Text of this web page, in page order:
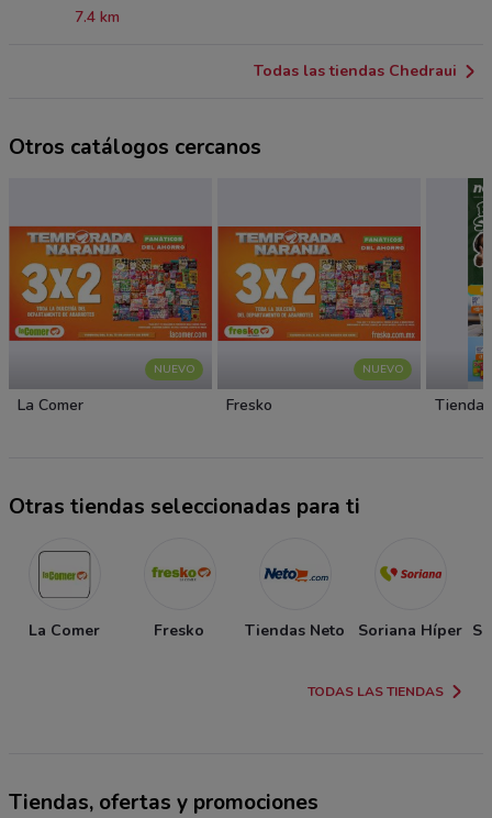
7.4 km
Todas las tiendas Chedraui
Otros catálogos cercanos
NUEVO
La Comer
NUEVO
Fresko
Otras tiendas seleccionadas para ti
La Comer Fresko Tiendas Neto Soriana Híper
TODAS LAS TIENDAS
Tiendas, ofertas y promociones